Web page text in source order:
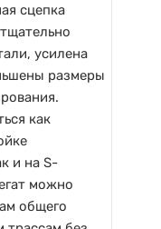
сцепка
усилена
размеры
как
и на S-
можно
общего